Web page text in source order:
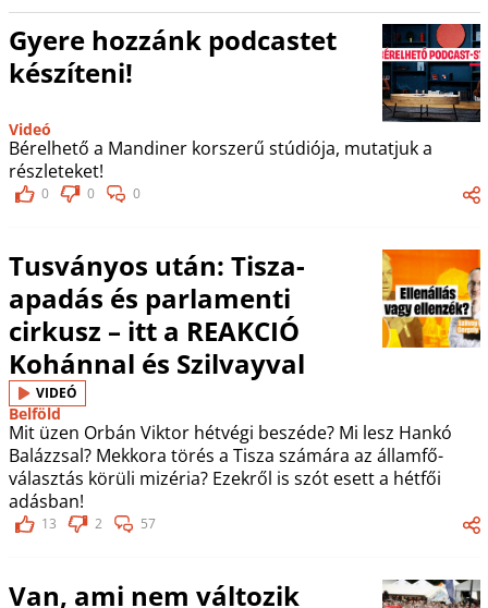
Gyere hozzánk podcastet
készíteni!
Videó
Bérelhető a Mandiner korszerű stúdiója, mutatjuk a
részleteket!
0 0 0
Tusványos után: Tisza-
apadás és parlamenti
cirkusz – itt a REAKCIÓ
Kohánnal és Szilvayval
VIDEÓ
Belföld
Mit üzen Orbán Viktor hétvégi beszéde? Mi lesz Hankó
Balázzsal? Mekkora törés a Tisza számára az államfő-
választás körüli mizéria? Ezekről is szót esett a hétfői
adásban!
13 2 57
Van, ami nem változik